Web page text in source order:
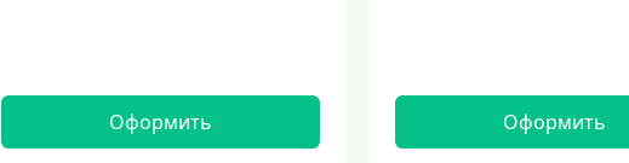
Оформить Оформить